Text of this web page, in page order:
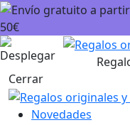
50€
Cerrar
Novedades